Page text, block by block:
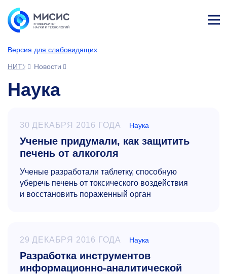
Версия для слабовидящих
НИТУ МИСИС
Новости
Наука
30 ДЕКАБРЯ 2016 ГОДА Наука
Ученые придумали, как защитить
печень от алкоголя
Ученые разработали таблетку, способную
уберечь печень от токсического воздействия
и восстановить пораженный орган
29 ДЕКАБРЯ 2016 ГОДА Наука
Разработка инструментов
информационно-аналитической